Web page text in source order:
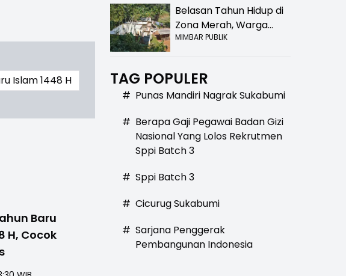
Islam 1448 H
Baru
H, Cocok
Belasan Tahun Hidup di
Zona Merah, Warga
Kampung Nangewer
Relokasi
MIMBAR PUBLIK
TAG POPULER
# Punas Mandiri Nagrak Sukabumi
# Berapa Gaji Pegawai Badan Gizi
Nasional Yang Lolos Rekrutmen
Sppi Batch 3
# Sppi Batch 3
# Cicurug Sukabumi
# Sarjana Penggerak
Pembangunan Indonesia